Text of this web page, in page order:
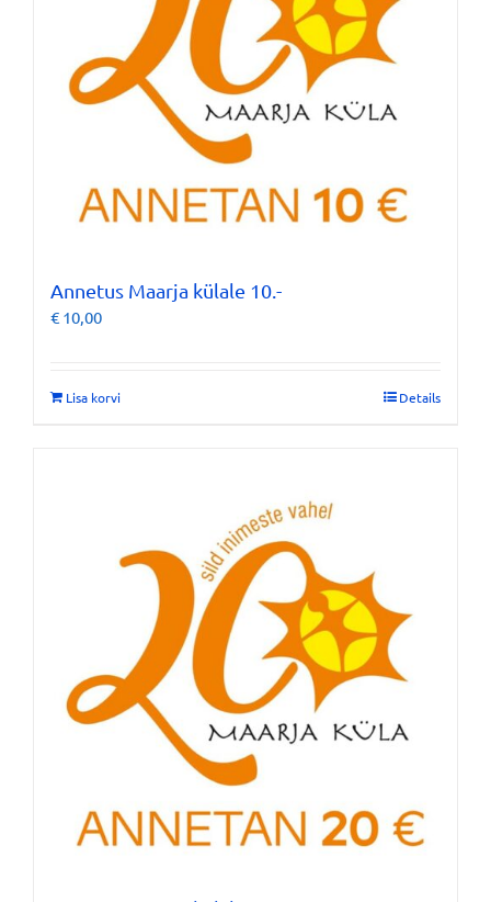
Annetus Maarja külale 10.-
€ 10,00
Lisa korvi Details